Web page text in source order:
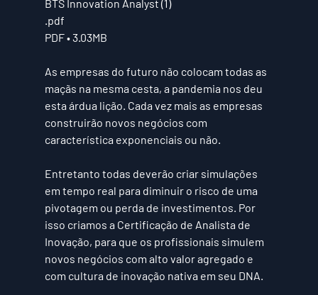
BTS Innovation Analyst (1)
.pdf
PDF • 3.03MB
As empresas do futuro não colocam todas as
maçãs na mesma cesta, a pandemia nos deu
esta árdua lição. Cada vez mais as empresas
construirão novos negócios com
característica exponenciais ou não.
Entretanto todas deverão criar simulações
em tempo real para diminuir o risco de uma
pivotagem ou perda de investimentos. Por
isso criamos a Certificação de Analista de
Inovação, para que os profissionais simulem
novos negócios com alto valor agregado e
com cultura de inovação nativa em seu DNA.